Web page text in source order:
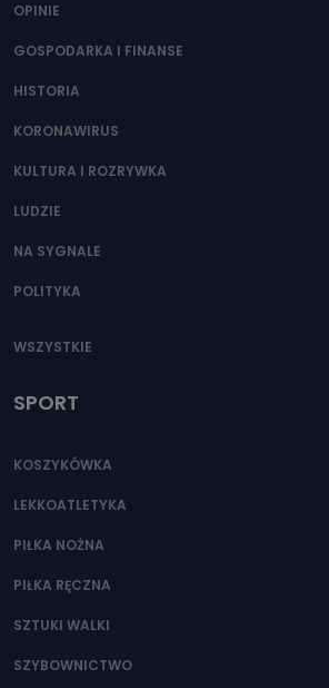
OPINIE
GOSPODARKA I FINANSE
HISTORIA
KORONAWIRUS
KULTURA I ROZRYWKA
LUDZIE
NA SYGNALE
POLITYKA
WSZYSTKIE
SPORT
KOSZYKÓWKA
LEKKOATLETYKA
PIŁKA NOŻNA
PIŁKA RĘCZNA
SZTUKI WALKI
SZYBOWNICTWO